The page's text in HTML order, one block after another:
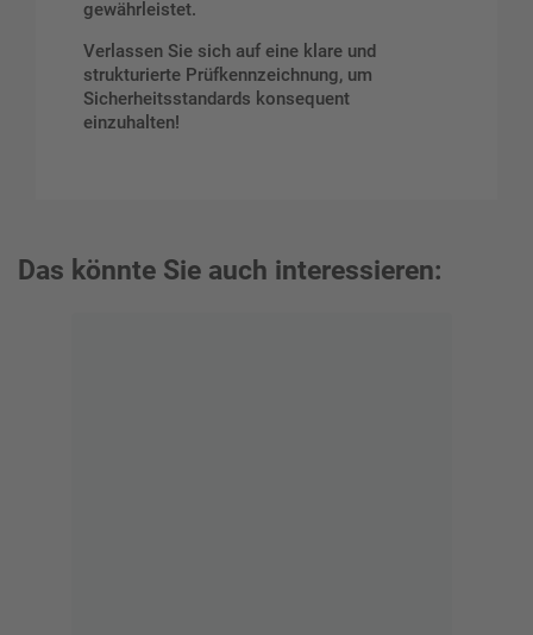
gewährleistet.
Verlassen Sie sich auf eine klare und
strukturierte Prüfkennzeichnung, um
Sicherheitsstandards konsequent
einzuhalten!
Das könnte Sie auch interessieren: